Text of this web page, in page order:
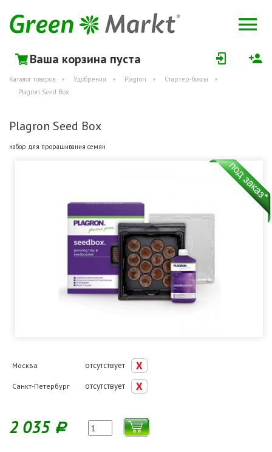
Ваша корзина пуста
Каталог товаров Удобрения Plagron
Стартер-боксы
Plagron Seed Box
Plagron Seed Box
набор для проращивания семян
Москва отсутствует
Санкт-Петербург отсутствует
2 035 Р